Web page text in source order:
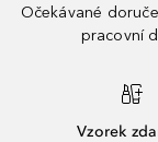
Očekávané
pracovní
Vzorek